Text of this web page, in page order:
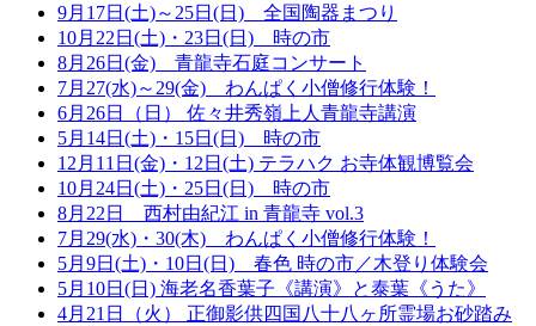
9月17日(土)～25日(日) 全国陶器まつり
10月22日(土)・23日(日) 時の市
8月26日(金) 青龍寺石庭コンサート
7月27(水)～29(金) わんぱく小僧修行体験！
6月26日（日） 佐々井秀嶺上人青龍寺講演
5月14日(土)・15日(日) 時の市
12月11日(金)・12日(土) テラハク お寺体観博覧会
10月24日(土)・25日(日) 時の市
8月22日 西村由紀江 in 青龍寺 vol.3
7月29(水)・30(木) わんぱく小僧修行体験！
5月9日(土)・10日(日) 春色 時の市／木登り体験会
5月10日(日) 海老名香葉子《講演》と泰葉《うた》
4月21日（火） 正御影供四国八十八ヶ所霊場お砂踏み